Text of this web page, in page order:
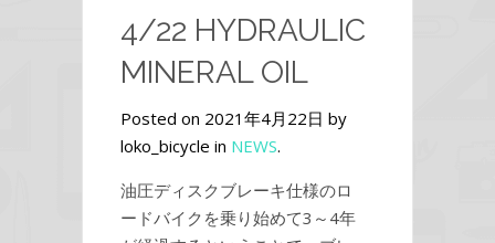
4/22 HYDRAULIC
MINERAL OIL
Posted on 2021年4月22日 by
loko_bicycle in NEWS.
油圧ディスクブレーキ仕様のロ
ードバイクを乗り始めて3～4年